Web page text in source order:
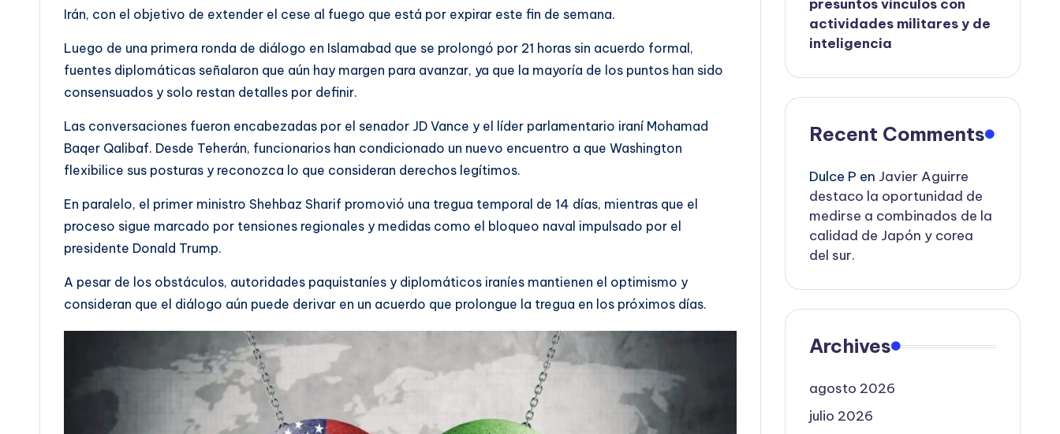
Irán, con el objetivo de extender el cese al fuego que está por expirar este fin de semana.
Luego de una primera ronda de diálogo en Islamabad que se prolongó por 21 horas sin acuerdo formal,
fuentes diplomáticas señalaron que aún hay margen para avanzar, ya que la mayoría de los puntos han sido
consensuados y solo restan detalles por definir.
Las conversaciones fueron encabezadas por el senador JD Vance y el líder parlamentario iraní Mohamad
Baqer Qalibaf. Desde Teherán, funcionarios han condicionado un nuevo encuentro a que Washington
flexibilice sus posturas y reconozca lo que consideran derechos legítimos.
En paralelo, el primer ministro Shehbaz Sharif promovió una tregua temporal de 14 días, mientras que el
proceso sigue marcado por tensiones regionales y medidas como el bloqueo naval impulsado por el
presidente Donald Trump.
A pesar de los obstáculos, autoridades paquistaníes y diplomáticos iraníes mantienen el optimismo y
consideran que el diálogo aún puede derivar en un acuerdo que prolongue la tregua en los próximos días.
presuntos vínculos con
actividades militares y de
inteligencia
Recent Comments
Dulce P en Javier Aguirre
destaco la oportunidad de
medirse a combinados de la
calidad de Japón y corea
del sur.
Archives
agosto 2026
julio 2026